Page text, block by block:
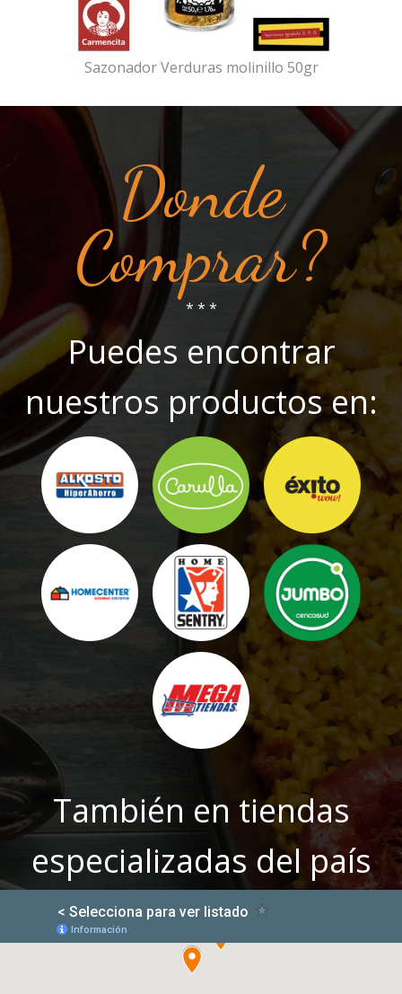
Sazonador Verduras molinillo 50gr
Donde
Comprar?
* * *
Puedes encontrar
nuestros productos en:
También en tiendas
especializadas del país